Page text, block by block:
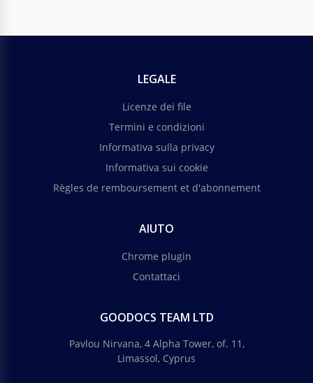
LEGALE
Licenze dei file
Termini e condizioni
Informativa sulla privacy
Informativa sui cookie
Règles de remboursement et d'abonnement
AIUTO
Chrome plugin
Contattaci
GOODOCS TEAM LTD
Pavlou Nirvana, 4 Alpha Tower, of. 11,
Limassol, Cyprus